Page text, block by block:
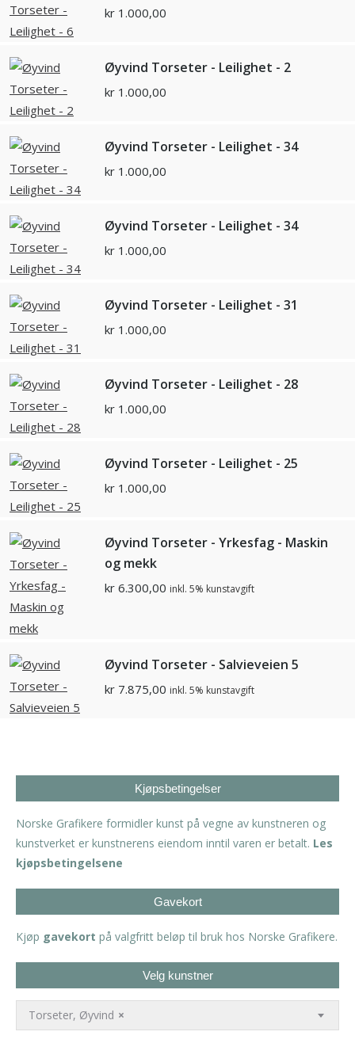
kr 1.000,00
Øyvind Torseter - Leilighet - 2
kr 1.000,00
Øyvind Torseter - Leilighet - 34
kr 1.000,00
Øyvind Torseter - Leilighet - 34
kr 1.000,00
Øyvind Torseter - Leilighet - 31
kr 1.000,00
Øyvind Torseter - Leilighet - 28
kr 1.000,00
Øyvind Torseter - Leilighet - 25
kr 1.000,00
Øyvind Torseter - Yrkesfag - Maskin
og mekk
kr 6.300,00 inkl. 5% kunstavgift
Øyvind Torseter - Salvieveien 5
kr 7.875,00 inkl. 5% kunstavgift
Kjøpsbetingelser
Norske Grafikere formidler kunst på vegne av kunstneren og
kunstverket er kunstnerens eiendom inntil varen er betalt. Les
kjøpsbetingelsene
Gavekort
Kjøp gavekort på valgfritt beløp til bruk hos Norske Grafikere.
Velg kunstner
×
Torseter, Øyvind